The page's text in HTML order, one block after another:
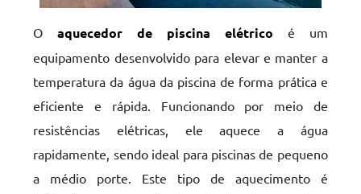
Oaquecedor de piscina elétrico é um
equipamento desenvolvido para elevar e manter a
temperatura da água da piscina de forma prática e
eficiente e rápida. Funcionando por meio de
resistências elétricas, ele aquece a água
rapidamente, sendo ideal para piscinas de pequeno
a médio porte. Este tipo de aquecimento é